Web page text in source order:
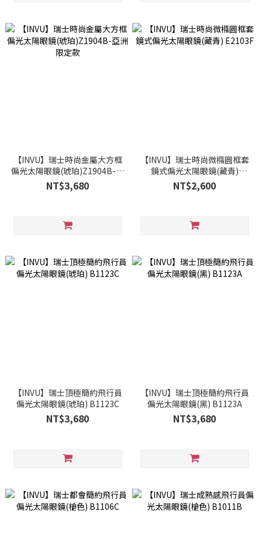
【INVU】瑞士時尚金屬大方框
偏光太陽眼鏡(琥珀)Z1904B-亞
洲限定款
NT$3,680
【INVU】瑞士時尚微橢圓框套
鏡式偏光太陽眼鏡(藏青)
E2103F
NT$2,600
【INVU】瑞士頂極簡約飛行員
偏光太陽眼鏡(琥珀) B1123C
NT$3,680
【INVU】瑞士頂極簡約飛行員
偏光太陽眼鏡(黑) B1123A
NT$3,680